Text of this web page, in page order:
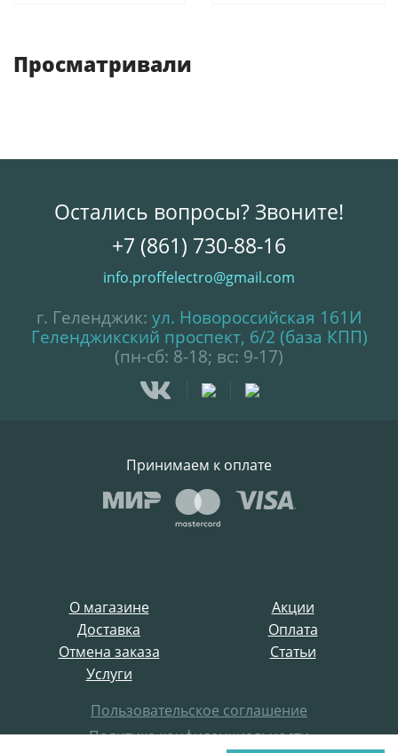
Просматривали
О магазине
Акции
Доставка
Оплата
Отмена заказа
Статьи
Услуги
Пользовательское соглашение
Политика конфиденциальности
Остались вопросы? Звоните!
+7 (861) 730-88-16
info.proffelectro@gmail.com
г. Геленджик: ул. Новороссийская 161И
Геленджикский проспект, 6/2 (база КПП)
(пн-сб: 8-18; вс: 9-17)
Принимаем к оплате